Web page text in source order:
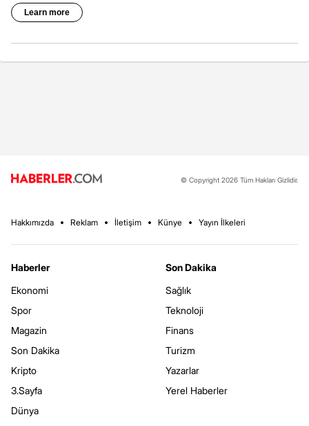
© Copyright 2026 Tüm Hakları Gizlidir.
Hakkımızda Reklam İletişim Künye Yayın İlkeleri
Haberler
Ekonomi
Spor
Magazin
Son Dakika
Kripto
3.Sayfa
Dünya
Son Dakika
Sağlık
Teknoloji
Finans
Turizm
Yazarlar
Yerel Haberler